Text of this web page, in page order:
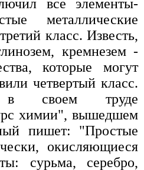
все элементы-
металлические
класс. Известь,
кремнезем -
которые могут
четвертый класс.
своем труде
химии", вышедшем
пишет: "Простые
окисляющиеся
сурьма, серебро,